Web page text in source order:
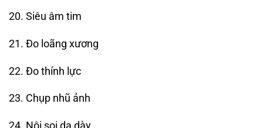
20. Siêu âm tim
21. Đo loãng xương
22. Đo thính lực
23. Chụp nhũ ảnh
24. Nội soi dạ dày.